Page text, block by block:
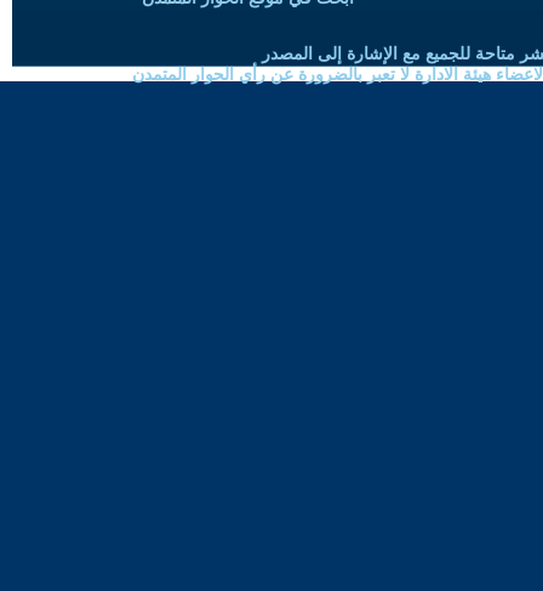
متاحة للجميع مع الإشارة إلى المصدر
هيئة الادارة لا تعبر بالضرورة عن رأي الحوار المتمدن